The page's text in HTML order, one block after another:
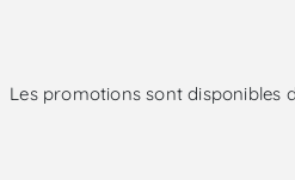
Les promotions sont